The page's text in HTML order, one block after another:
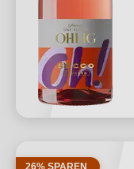
26% SPAREN